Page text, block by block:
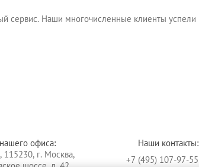
сервис. Наши многочисленные клиенты успели
офиса:
Наши контакты:
115230, г. Москва,
+7 (495) 107-97-55